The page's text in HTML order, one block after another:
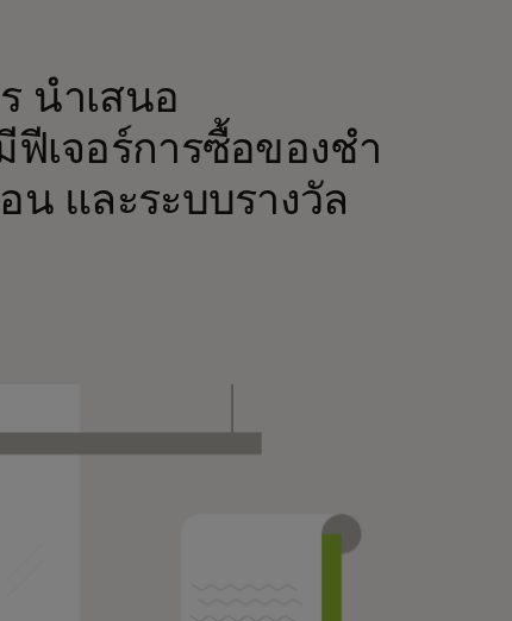
นำเสนอ
เจอร์การซื้อของชำ
น และระบบรางวัล